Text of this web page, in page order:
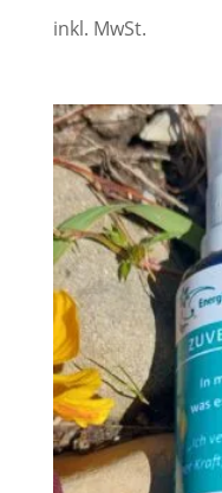
inkl. MwSt.